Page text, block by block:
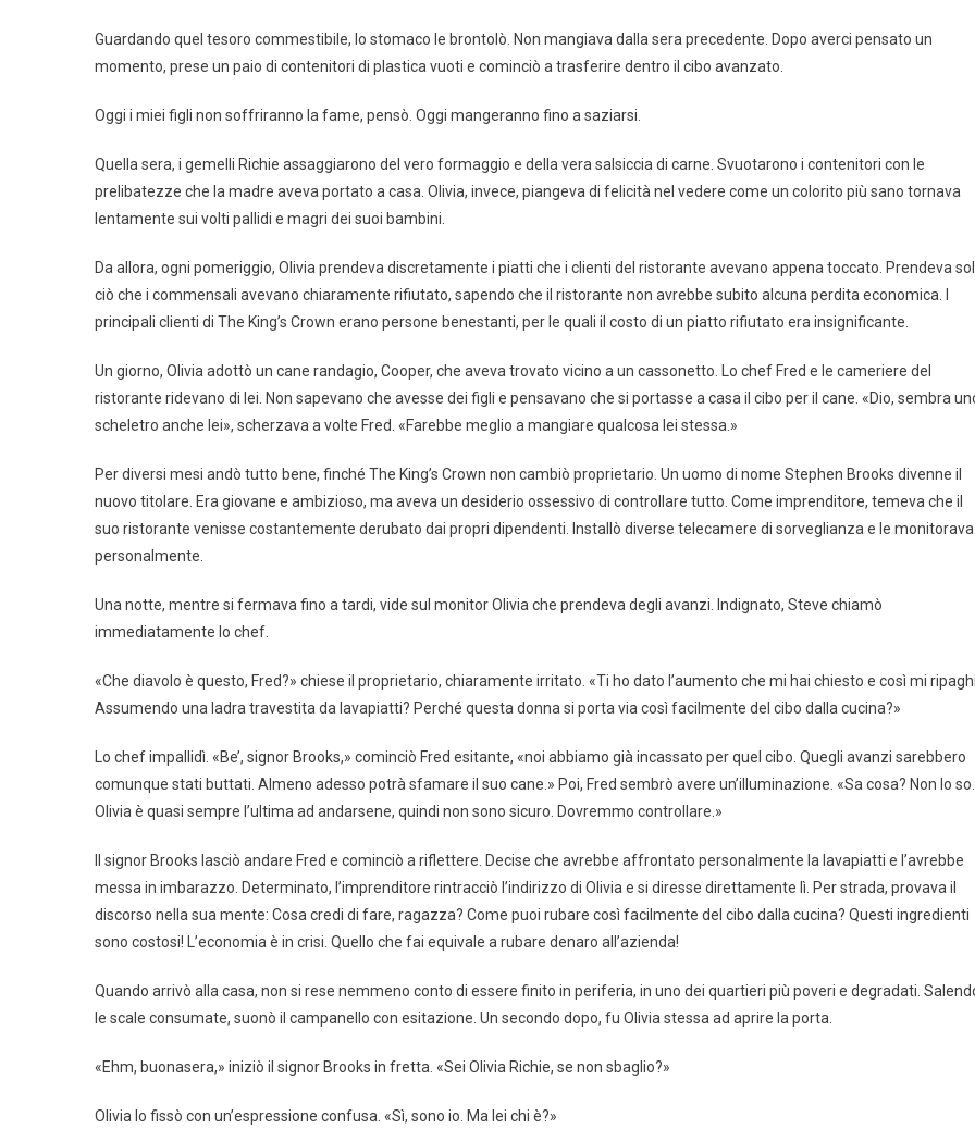
Guardando quel tesoro commestibile, lo stomaco le brontolò. Non mangiava dalla sera precedente. Dopo averci pensato un
momento, prese un paio di contenitori di plastica vuoti e cominciò a trasferire dentro il cibo avanzato.
Oggi i miei figli non soffriranno la fame, pensò. Oggi mangeranno fino a saziarsi.
Quella sera, i gemelli Richie assaggiarono del vero formaggio e della vera salsiccia di carne. Svuotarono i contenitori con le
prelibatezze che la madre aveva portato a casa. Olivia, invece, piangeva di felicità nel vedere come un colorito più sano tornava
lentamente sui volti pallidi e magri dei suoi bambini.
Da allora, ogni pomeriggio, Olivia prendeva discretamente i piatti che i clienti del ristorante avevano appena toccato. Prendeva
ciò che i commensali avevano chiaramente rifiutato, sapendo che il ristorante non avrebbe subito alcuna perdita economica. I
principali clienti di The King’s Crown erano persone benestanti, per le quali il costo di un piatto rifiutato era insignificante.
Un giorno, Olivia adottò un cane randagio, Cooper, che aveva trovato vicino a un cassonetto. Lo chef Fred e le cameriere del
ristorante ridevano di lei. Non sapevano che avesse dei figli e pensavano che si portasse a casa il cibo per il cane. «Dio, sembra
scheletro anche lei», scherzava a volte Fred. «Farebbe meglio a mangiare qualcosa lei stessa.»
Per diversi mesi andò tutto bene, finché The King’s Crown non cambiò proprietario. Un uomo di nome Stephen Brooks divenne il
nuovo titolare. Era giovane e ambizioso, ma aveva un desiderio ossessivo di controllare tutto. Come imprenditore, temeva che il
suo ristorante venisse costantemente derubato dai propri dipendenti. Installò diverse telecamere di sorveglianza e le monitorava
personalmente.
Una notte, mentre si fermava fino a tardi, vide sul monitor Olivia che prendeva degli avanzi. Indignato, Steve chiamò
immediatamente lo chef.
«Che diavolo è questo, Fred?» chiese il proprietario, chiaramente irritato. «Ti ho dato l’aumento che mi hai chiesto e così mi
Assumendo una ladra travestita da lavapiatti? Perché questa donna si porta via così facilmente del cibo dalla cucina?»
Lo chef impallidì. «Be’, signor Brooks,» cominciò Fred esitante, «noi abbiamo già incassato per quel cibo. Quegli avanzi sarebbero
comunque stati buttati. Almeno adesso potrà sfamare il suo cane.» Poi, Fred sembrò avere un’illuminazione. «Sa cosa? Non lo
Olivia è quasi sempre l’ultima ad andarsene, quindi non sono sicuro. Dovremmo controllare.»
Il signor Brooks lasciò andare Fred e cominciò a riflettere. Decise che avrebbe affrontato personalmente la lavapiatti e l’avrebbe
messa in imbarazzo. Determinato, l’imprenditore rintracciò l’indirizzo di Olivia e si diresse direttamente lì. Per strada, provava il
discorso nella sua mente: Cosa credi di fare, ragazza? Come puoi rubare così facilmente del cibo dalla cucina? Questi ingredienti
sono costosi! L’economia è in crisi. Quello che fai equivale a rubare denaro all’azienda!
Quando arrivò alla casa, non si rese nemmeno conto di essere finito in periferia, in uno dei quartieri più poveri e degradati.
le scale consumate, suonò il campanello con esitazione. Un secondo dopo, fu Olivia stessa ad aprire la porta.
«Ehm, buonasera,» iniziò il signor Brooks in fretta. «Sei Olivia Richie, se non sbaglio?»
Olivia lo fissò con un’espressione confusa. «Sì, sono io. Ma lei chi è?»